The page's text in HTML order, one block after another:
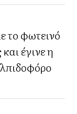
το φωτεινό
έγινε η